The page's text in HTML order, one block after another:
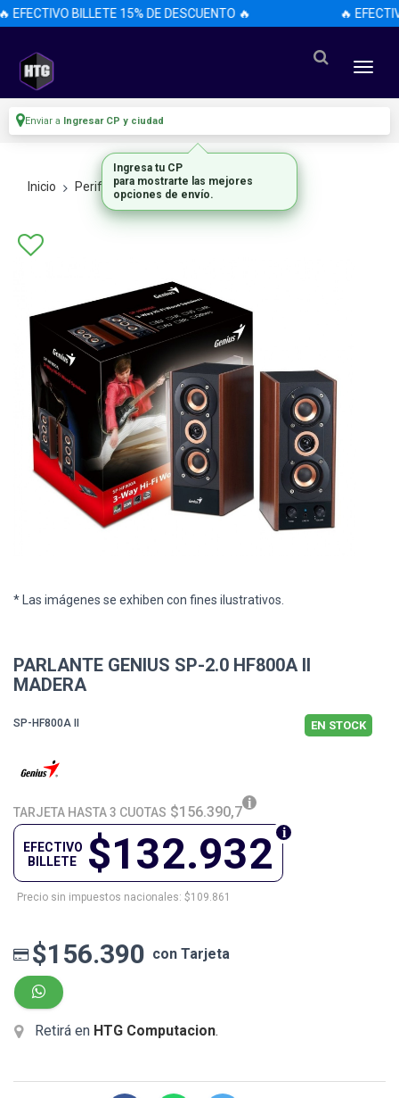
EFECTIVO BILLETE 15% DE DESCUENTO 🔥 🔥
Enviar a Ingresar CP y ciudad
Inicio Perifericos Parlantes
* Las imágenes se exhiben con fines ilustrativos.
PARLANTE GENIUS SP-2.0 HF800A II
MADERA
SP-HF800A II EN STOCK
TARJETA HASTA 3 CUOTAS $156.390,7
$132.932
EFECTIVO
BILLETE
Precio sin impuestos nacionales: $109.861
$156.390 con Tarjeta
Retirá en HTG Computacion.
Ingresa tu CP
para mostrarte las mejores
opciones de envío.